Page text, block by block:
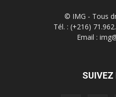
© IMG - Tous
Tél. : (+216)
Email :
SUIVEZ